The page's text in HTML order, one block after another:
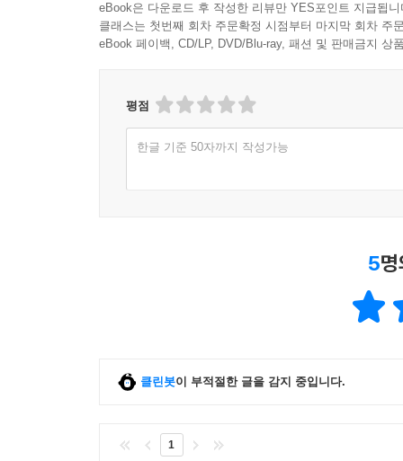
eBook은 다운로드 후 작성한 리뷰만 YES포인트 지급됩니
클래스는 첫번째 회차 주문확정 시점부터 마지막 회차 주
eBook 페이백, CD/LP, DVD/Blu-ray, 패션 및 판매금지 상
평점
한글 기준 50자까지 작성가능
5
클린봇이 부적절한 글을 감지 중입니다.
1